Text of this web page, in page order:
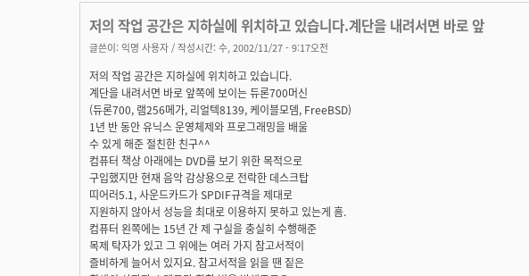
저의 작업 공간은 지하실에 위치하고 있습니다.계단을 내려서면 바로 앞
글쓴이: 익명 사용자 / 작성시간: 수, 2002/11/27 - 9:17오전
저의 작업 공간은 지하실에 위치하고 있습니다.
계단을 내려서면 바로 앞쪽에 보이는 듀론700머신
(듀론700, 램256메가, 리얼텍8139, 케이블모뎀, FreeBSD)
1년 반 동안 유닉스 운영체제와 프로그래밍을 배울
수 있게 해준 절친한 친구^^
컴퓨터 책상 아래에는 DVD를 보기 위한 목적으로
구입했지만 현재 음악 감상용으로 전락한 데스크탑
띠어러5.1, 사운드카드가 SPDIF규격을 제대로
지원하지 않아서 성능을 최대로 이용하지 못하고 있는게 흠.
컴퓨터 왼쪽에는 15년 간 제 구실을 충실히 수행해준
목제 탁자가 있고 그 위에는 여러 가지 참고서적이
즐비하게 늘어서 있지요. 참고서적을 읽을 땐 짙은